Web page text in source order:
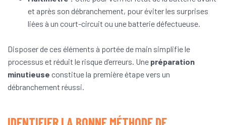
et après son débranchement, pour éviter les surprises
liées à un court-circuit ou une batterie défectueuse.
Disposer de ces éléments à portée de main simplifie le
processus et réduit le risque d’erreurs. Une préparation
minutieuse constitue la première étape vers un
débranchement réussi.